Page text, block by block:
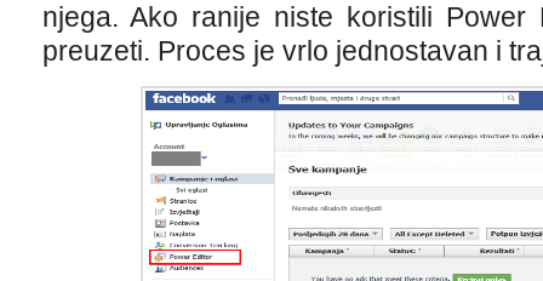
njega. Ako ranije niste koristili
preuzeti. Proces je vrlo jednostavan i